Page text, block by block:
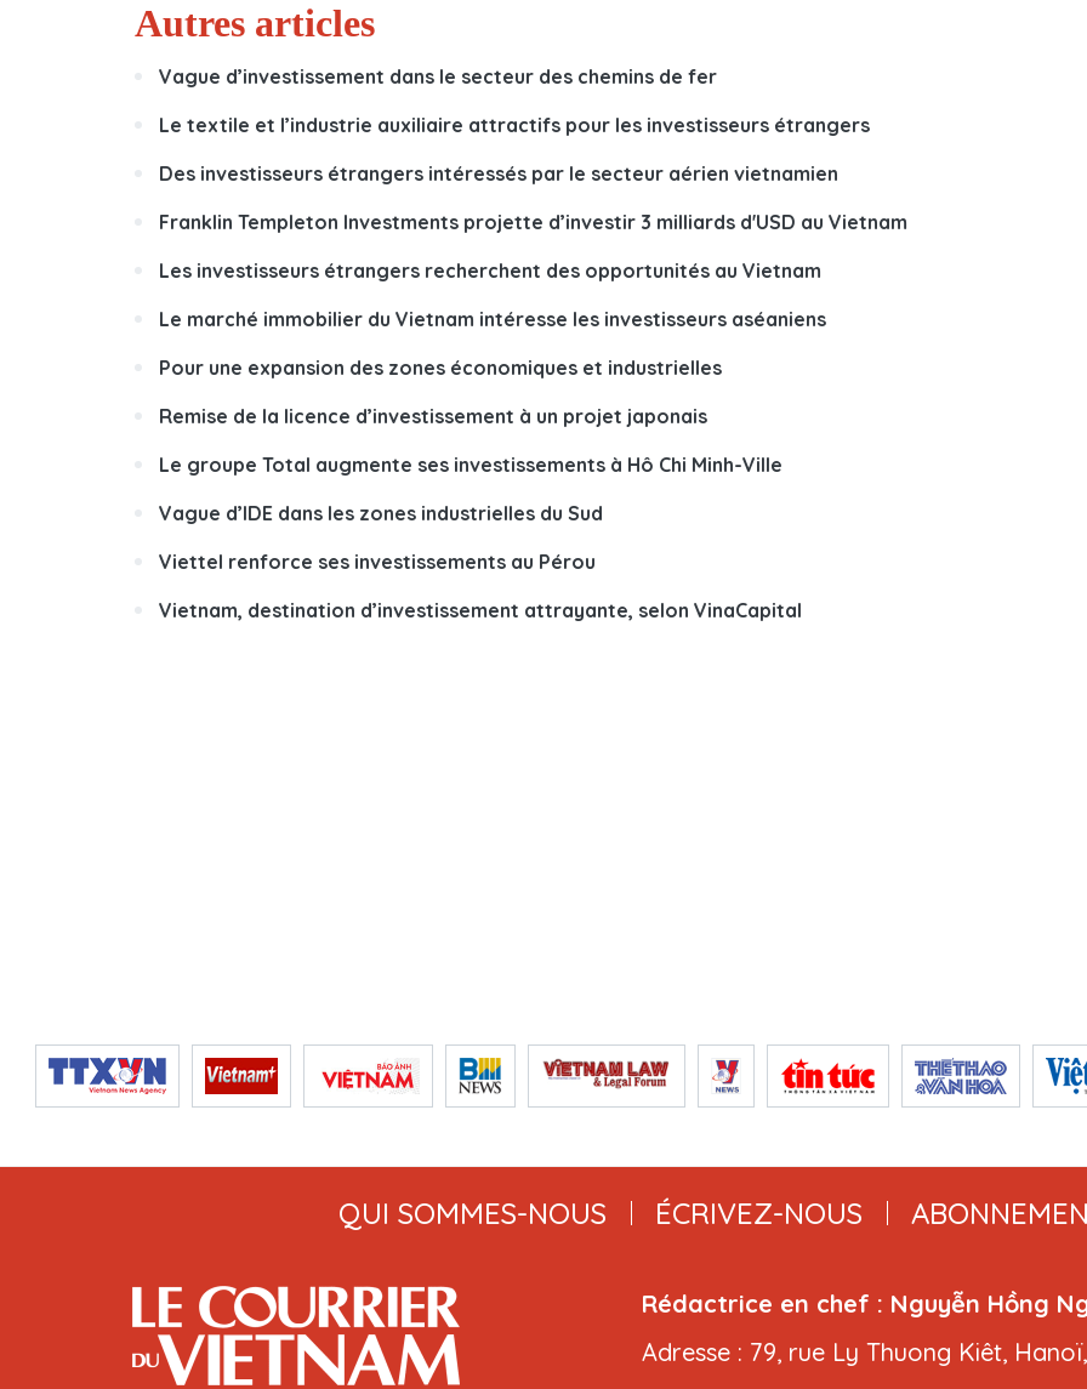
Autres articles
Vague d’investissement dans le secteur des chemins de fer
Le textile et l’industrie auxiliaire attractifs pour les investisseurs étrangers
Des investisseurs étrangers intéressés par le secteur aérien vietnamien
Franklin Templeton Investments projette d’investir 3 milliards d'USD au Vietnam
Les investisseurs étrangers recherchent des opportunités au Vietnam
Le marché immobilier du Vietnam intéresse les investisseurs aséaniens
Pour une expansion des zones économiques et industrielles
Remise de la licence d’investissement à un projet japonais
Le groupe Total augmente ses investissements à Hô Chi Minh-Ville
Vague d’IDE dans les zones industrielles du Sud
Viettel renforce ses investissements au Pérou
Vietnam, destination d’investissement attrayante, selon VinaCapital
QUI SOMMES-NOUS ÉCRIVEZ-NOUS
Rédactrice en chef : Nguyễn Hồng
Adresse : 79, rue Ly Thuong Kiêt,